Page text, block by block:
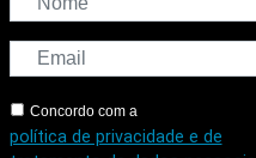
Concordo com a
política de privacidade e de